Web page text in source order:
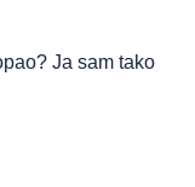
Ja sam tako